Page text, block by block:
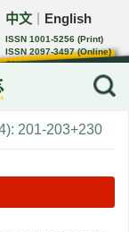
中文 English
ISSN 1001-5256 (Print)
ISSN 2097-3497 (Online)
CN 22-1108/R
201-203+230